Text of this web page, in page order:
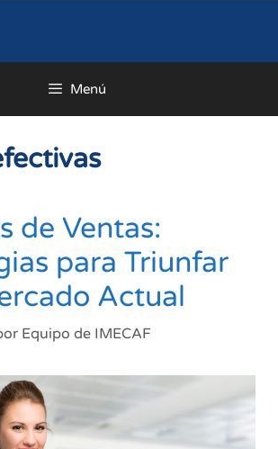
Menú
de Ventas:
para Triunfar
Actual
Equipo de IMECAF